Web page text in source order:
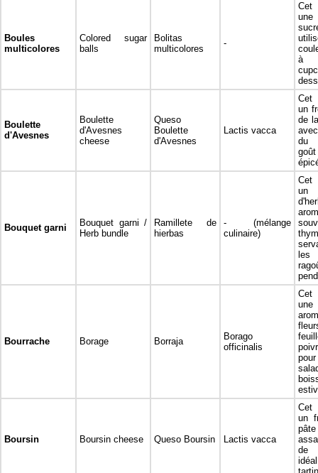
Boules
multicolores
Colored sugar
balls
Bolitas
multicolores
-
Cet
à
Boulette
d'Avesnes
Boulette
d'Avesnes
cheese
Queso
Boulette
d'Avesnes
Lactis vacca
Cet
un
de
du
Bouquet garni
Bouquet garni /
Herb bundle
Ramillete de
hierbas
- (mélange
culinaire)
Cet
un
Bourrache Borage Borraja
Borago
officinalis
Cet
Boursin Boursin cheese Queso Boursin Lactis vacca
Cet
un
de